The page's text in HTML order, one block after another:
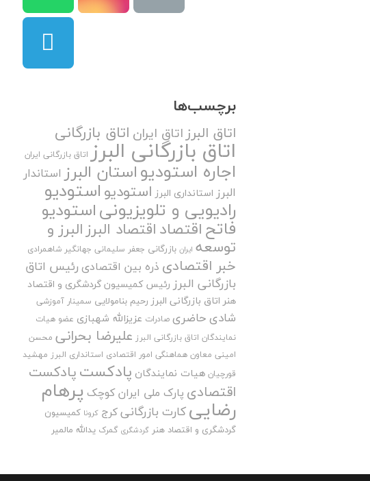
برچسب‌ها
اتاق البرزاتاق ایران اتاق بازرگانی
اتاق بازرگانی البرز اتاق بازرگانی ایران
اجاره استودیواستان البرز استاندار
البرز استانداری البرز استودیواستودیو
رادیویی و تلویزیونیاستودیو
فاتحاقتصاداقتصاد البرزالبرز و
توسعه ایران بازرگانی جعفر سلیمانی جهانگیر شاهمرادی
خبر اقتصادی ذره بین اقتصادی رئیس اتاق
بازرگانی البرز رئیس کمیسیون گردشگری و اقتصاد
هنر اتاق بازرگانی البرز رحیم بنامولایی سمینار آموزشی
شادی حاضری صادرات عزیزالله شهبازی عضو هیات
نمایندگان اتاق بازرگانی البرز علیرضا بحرانی محسن
امینی معاون هماهنگی امور اقتصادی استانداری البرز مهشید
قورچیان هیات نمایندگان پادکستپادکست
اقتصادی پارک ملی ایران کوچک پرهام
رضاییکارت بازرگانیکرج کرونا کمیسیون
گردشگری و اقتصاد هنر گردشگری گمرک یدالله مالمیر